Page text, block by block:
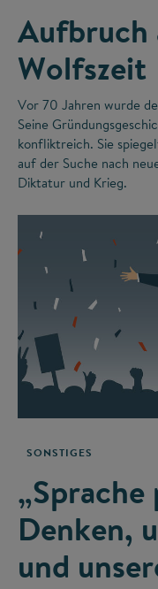
Aufbruch
Wolfszeit
Vor 70 Jahren wurde
Seine
konfliktreich. Sie
auf der Suche nach
Diktatur und Krieg.
SONSTIGES
Denken,
und